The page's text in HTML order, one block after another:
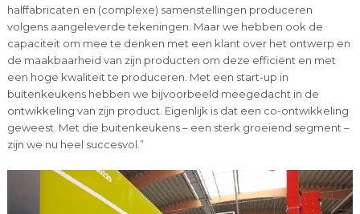
halffabricaten en (complexe) samenstellingen produceren
volgens aangeleverde tekeningen. Maar we hebben ook de
capaciteit om mee te denken met een klant over het ontwerp en
de maakbaarheid van zijn producten om deze efficiënt en met
een hoge kwaliteit te produceren. Met een start-up in
buitenkeukens hebben we bijvoorbeeld meegedacht in de
ontwikkeling van zijn product. Eigenlijk is dat een co-ontwikkeling
geweest. Met die buitenkeukens – een sterk groeiend segment –
zijn we nu heel succesvol.”